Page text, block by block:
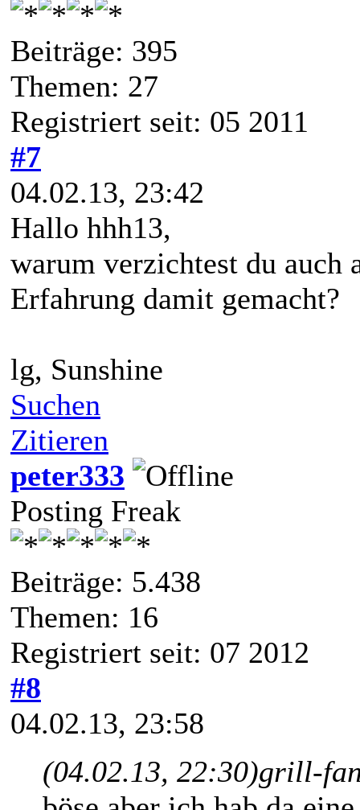
Beiträge: 395
Themen: 27
Registriert seit: 05 2011
#7
04.02.13, 23:42
Hallo hhh13,
warum verzichtest du auch
Erfahrung damit gemacht?
lg, Sunshine
Suchen
Zitieren
peter333
Posting Freak
Beiträge: 5.438
Themen: 16
Registriert seit: 07 2012
#8
04.02.13, 23:58
(04.02.13, 22:30)grill-